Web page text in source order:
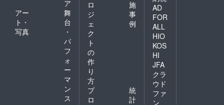
ア
アー
ト・
写真
舞
台
・
パ
フ
ォ
ー
マ
ン
ス
ロ
ジ
ェ
ク
ト
の
作
り
方
施
事
例
プ
ロ
統
計
AD
FOR
ALL
HIO
KOS
HI
JFA
クラ
ウド
ファ
ン